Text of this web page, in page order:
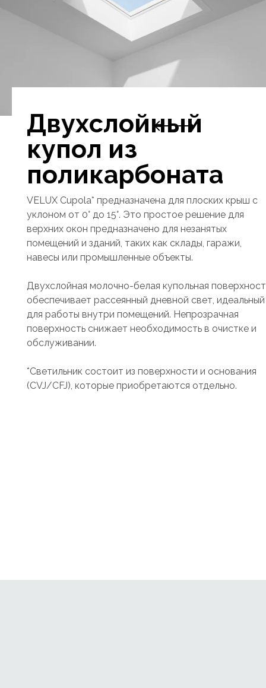
Двухслойный
купол из
поликарбоната
VELUX Cupola* предназначена для плоских крыш с
уклоном от 0° до 15°. Это простое решение для
верхних окон предназначено для незанятых
помещений и зданий, таких как склады, гаражи,
навесы или промышленные объекты.
Двухслойная молочно-белая купольная
обеспечивает рассеянный дневной свет, идеальный
для работы внутри помещений. Непрозрачная
поверхность снижает необходимость в очистке и
обслуживании.
*Светильник состоит из поверхности и основания
(CVJ/CFJ), которые приобретаются отдельно.